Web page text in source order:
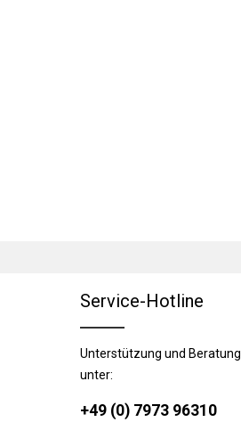
Service-Hotline
Unterstützung und Beratung
unter:
+49 (0) 7973 96310